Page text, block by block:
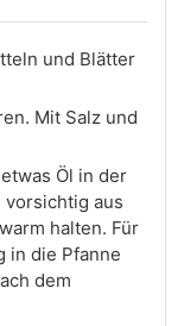
und Blätter
Mit Salz und
Öl in der
vorsichtig aus
halten. Für
in die Pfanne
dem